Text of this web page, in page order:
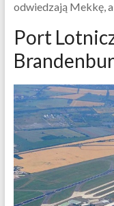
odwiedzają Mekkę,
Port